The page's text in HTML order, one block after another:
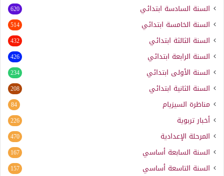
السنة السادسة ابتدائي 620
السنة الخامسة ابتدائي 514
السنة الثالثة ابتدائي 432
السنة الرابعة ابتدائي 426
السنة الأولى ابتدائي 234
السنة الثانية ابتدائي 208
مناظرة السيزيام 84
أخبار تربوية 226
المرحلة الإعدادية 470
السنة السابعة أساسي 167
السنة التاسعة أساسي 157